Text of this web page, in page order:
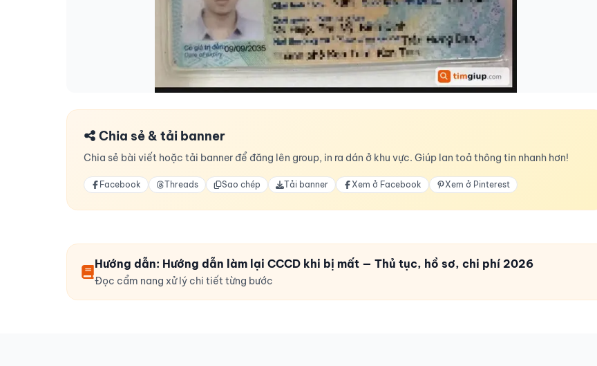
Chia sẻ & tải banner
Chia sẻ bài viết hoặc tải banner để đăng lên group, in ra dán ở khu vực. Giúp lan toả thông tin nhanh hơn!
Facebook Threads Sao chép Tải banner Xem ở Facebook Xem ở Pinterest
Hướng dẫn: Hướng dẫn làm lại CCCD khi bị mất — Thủ tục, hồ sơ, chi phí 2026
Đọc cẩm nang xử lý chi tiết từng bước